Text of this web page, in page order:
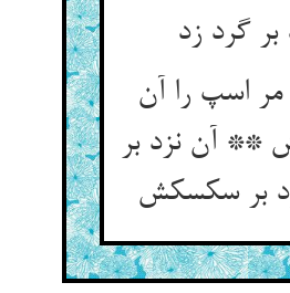
بر گرد زد
مر اسپ را آن
** آن نزد بر
بر سکسکش